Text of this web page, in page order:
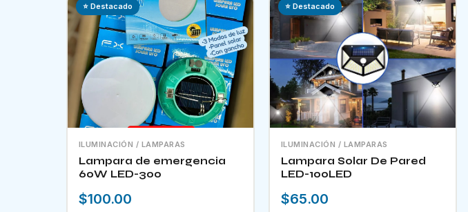
⭐ Destacado
ILUMINACIÓN / LAMPARAS
Lampara de emergencia
60W LED-300
$100.00
⭐ Destacado
ILUMINACIÓN / LAMPARAS
Lampara Solar De Pared
LED-100LED
$65.00